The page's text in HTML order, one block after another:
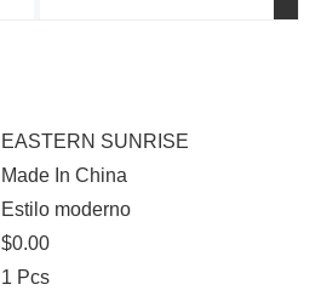
EASTERN SUNRISE
Made In China
Estilo moderno
$0.00
1 Pcs